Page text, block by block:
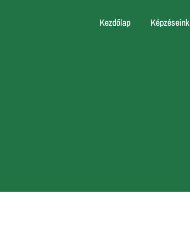
Kezdőlap Képzéseink